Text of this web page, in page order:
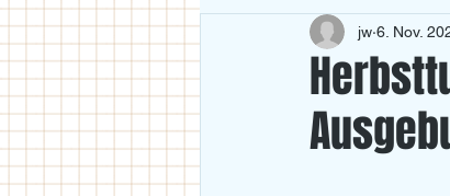
Krafttraining und
U11/U12
jw 6. Nov.